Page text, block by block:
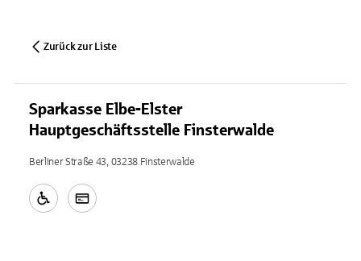
Zurück zur Liste
Sparkasse Elbe-Elster
Hauptgeschäftsstelle Finsterwalde
Berliner Straße 43, 03238 Finsterwalde